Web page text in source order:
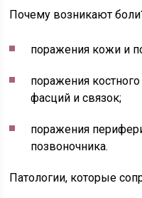
Почему возникают
поражения кожи и
поражения
фасций и связок;
поражения
позвоночника.
Патологии, которые